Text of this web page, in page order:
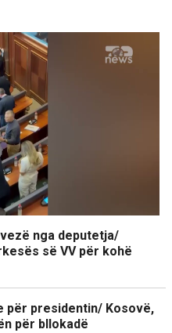
nga deputetja/
së VV për kohë
për presidentin/ Kosovë,
për bllokadë